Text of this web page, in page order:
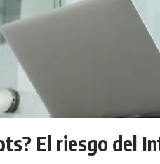
El riesgo del